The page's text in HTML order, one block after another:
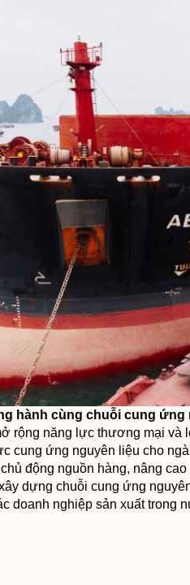
hành cùng chuỗi cung ứng
rộng năng lực thương mại và
cung ứng nguyên liệu cho
động nguồn hàng, nâng
dựng chuỗi cung ứng
doanh nghiệp sản xuất trong